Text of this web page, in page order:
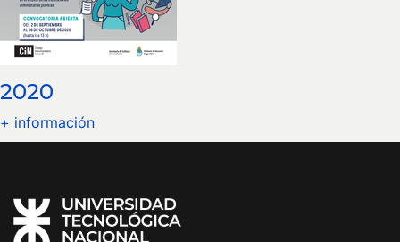
2020
+ información